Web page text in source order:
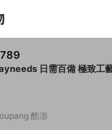
酷澎